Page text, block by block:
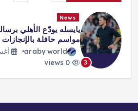
News
«صفقة القرن»
هكذا احتفت الصحافة
محمد صلاح
araby world